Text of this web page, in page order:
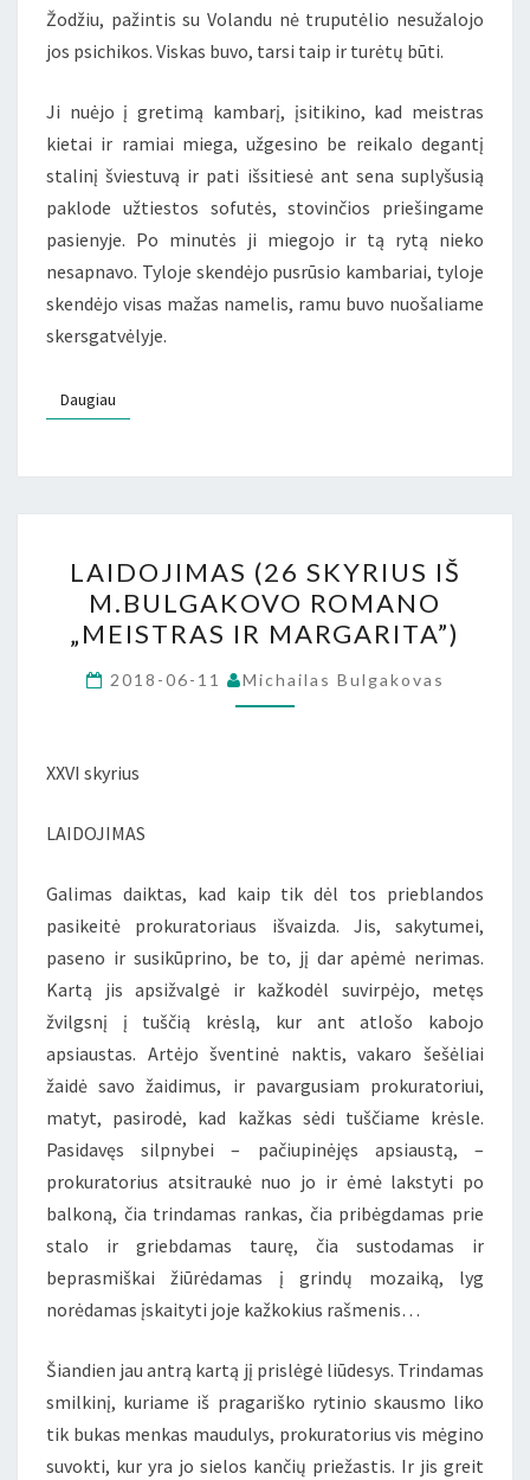
Žodžiu, pažintis su Volandu nė truputėlio nesužalojo
jos psichikos. Viskas buvo, tarsi taip ir turėtų būti.
Ji nuėjo į gretimą kambarį, įsitikino, kad meistras
kietai ir ramiai miega, užgesino be reikalo degantį
stalinį šviestuvą ir pati išsitiesė ant sena suplyšusią
paklode užtiestos sofutės, stovinčios priešingame
pasienyje. Po minutės ji miegojo ir tą rytą nieko
nesapnavo. Tyloje skendėjo pusrūsio kambariai, tyloje
skendėjo visas mažas namelis, ramu buvo nuošaliame
skersgatvėlyje.
Daugiau
(26
SKYRIUS
IŠ
M.BULGAKOVO
ROMANO
LAIDOJIMAS (26 SKYRIUS IŠ
M.BULGAKOVO ROMANO
„MEISTRAS IR MARGARITA”)
2018-06-11 Michailas Bulgakovas
XXVI skyrius
LAIDOJIMAS
Galimas daiktas, kad kaip tik dėl tos prieblandos
pasikeitė prokuratoriaus išvaizda. Jis, sakytumei,
paseno ir susikūprino, be to, jį dar apėmė nerimas.
Kartą jis apsižvalgė ir kažkodėl suvirpėjo, metęs
žvilgsnį į tuščią krėslą, kur ant atlošo kabojo
apsiaustas. Artėjo šventinė naktis, vakaro šešėliai
žaidė savo žaidimus, ir pavargusiam prokuratoriui,
matyt, pasirodė, kad kažkas sėdi tuščiame krėsle.
Pasidavęs silpnybei – pačiupinėjęs apsiaustą, –
prokuratorius atsitraukė nuo jo ir ėmė lakstyti po
balkoną, čia trindamas rankas, čia pribėgdamas prie
stalo ir griebdamas taurę, čia sustodamas ir
beprasmiškai žiūrėdamas į grindų mozaiką, lyg
norėdamas įskaityti joje kažkokius rašmenis…
Šiandien jau antrą kartą jį prislėgė liūdesys. Trindamas
smilkinį, kuriame iš pragariško rytinio skausmo liko
tik bukas menkas maudulys, prokuratorius vis mėgino
suvokti, kur yra jo sielos kančių priežastis. Ir jis greit